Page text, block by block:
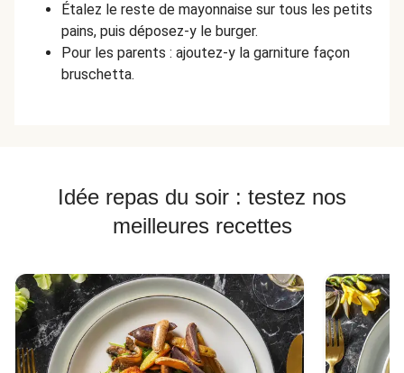
Étalez le reste de mayonnaise sur tous les petits
pains, puis déposez-y le burger.
Pour les parents : ajoutez-y la garniture façon
bruschetta.
Idée repas du soir : testez nos
meilleures recettes